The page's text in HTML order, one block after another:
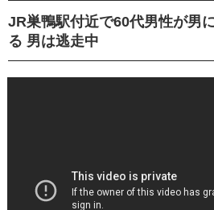
JR巣鴨駅付近で60代男性が男
る 男は逃走中